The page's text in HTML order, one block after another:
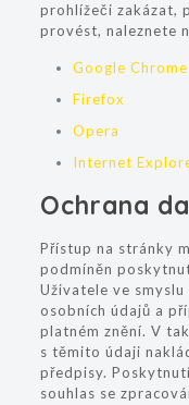
prohlížeči zakázat,
provést, naleznete
Google Chrome
Firefox
Opera
Internet
Ochrana
Přístup na stránky
podmíněn
Uživatele ve
osobních údajů a
platném znění. V
s těmito údaji
předpisy.
souhlas se